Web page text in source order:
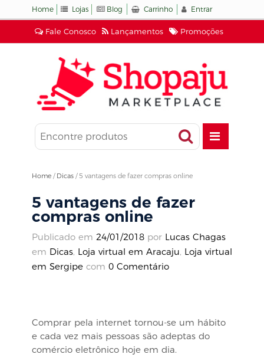
Fale Conosco Lançamentos Promoções
Home Lojas Blog Carrinho Entrar
Home / Dicas / 5 vantagens de fazer compras online
5 vantagens de fazer
compras online
Publicado em 24/01/2018 por Lucas Chagas
em Dicas, Loja virtual em Aracaju, Loja virtual
em Sergipe com 0 Comentário
Comprar pela internet tornou-se um hábito
e cada vez mais pessoas são adeptas do
comércio eletrônico hoje em dia.